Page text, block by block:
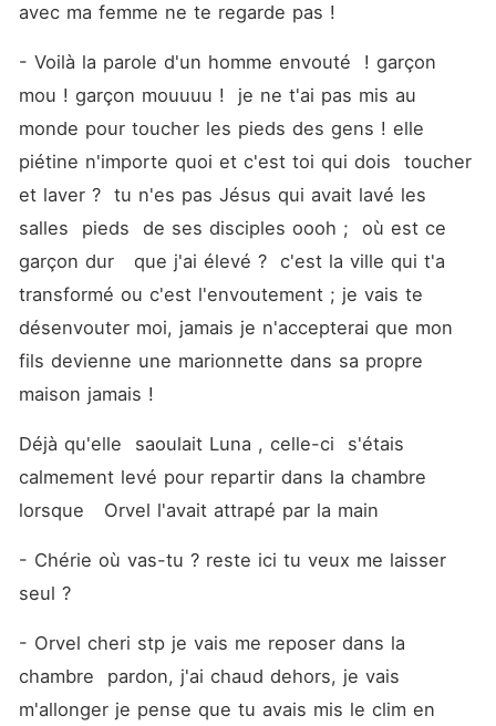
avec ma femme ne te regarde pas !
- Voilà la parole d'un homme envouté  ! garçon
mou ! garçon mouuuu !  je ne t'ai pas mis au
monde pour toucher les pieds des gens ! elle
piétine n'importe quoi et c'est toi qui dois  toucher
et laver ?  tu n'es pas Jésus qui avait lavé les
salles  pieds  de ses disciples oooh ;  où est ce
garçon dur   que j'ai élevé ?  c'est la ville qui t'a
transformé ou c'est l'envoutement ; je vais te
désenvouter moi, jamais je n'accepterai que mon
fils devienne une marionnette dans sa propre
maison jamais !
Déjà qu'elle  saoulait Luna , celle-ci  s'étais
calmement levé pour repartir dans la chambre
lorsque   Orvel l'avait attrapé par la main
- Chérie où vas-tu ? reste ici tu veux me laisser
seul ?
- Orvel cheri stp je vais me reposer dans la
chambre  pardon, j'ai chaud dehors, je vais
m'allonger je pense que tu avais mis le clim en